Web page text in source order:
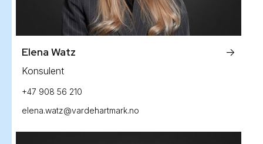
Elena Watz
Konsulent
->
+47 908 56 210
elena.watz@vardehartmark.no